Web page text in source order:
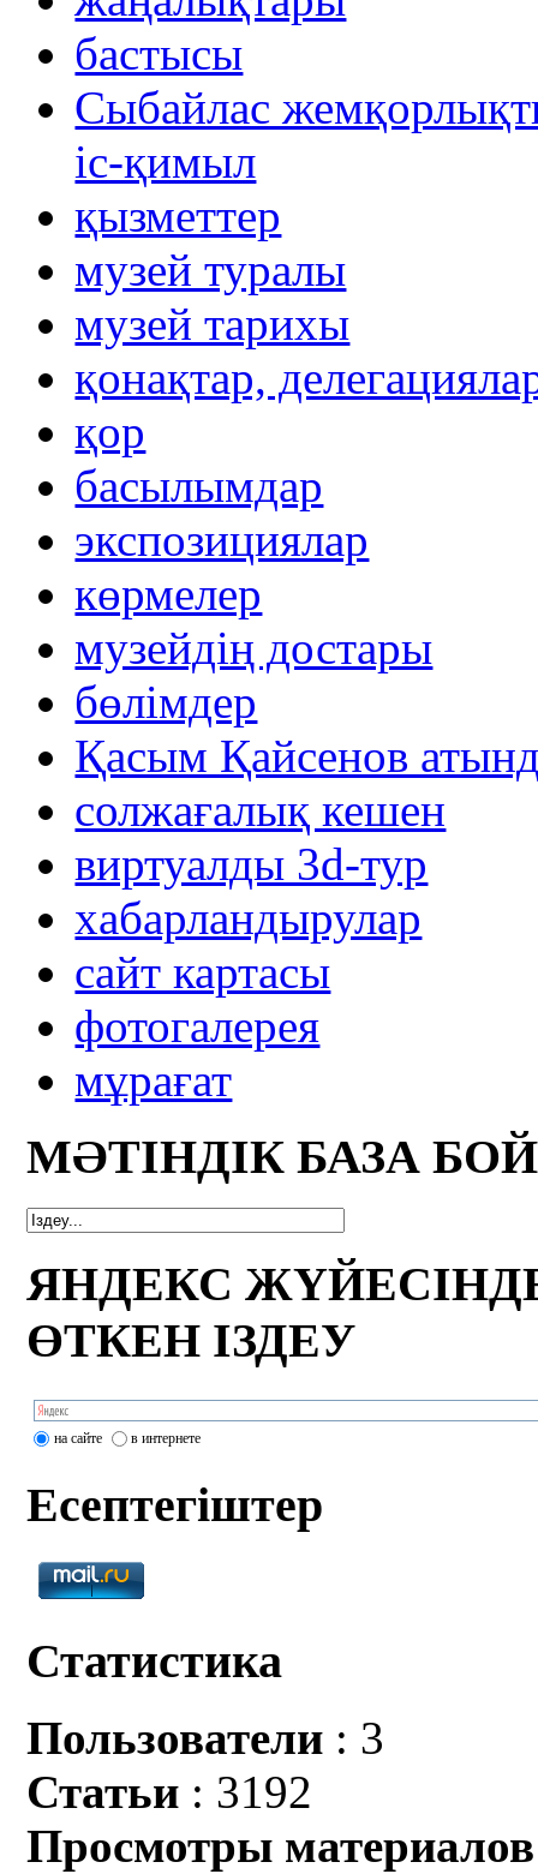
бастысы
Сыбайлас
іс-қимыл
қызметтер
музей туралы
музей тарихы
қонақтар,
қор
басылымдар
экспозициялар
көрмелер
музейдің достары
бөлімдер
Қасым Қайсенов
солжағалық кешен
виртуалды 3d-тур
xабарландырулар
сайт картасы
фотогалерея
мұрағат
МӘТІНДІК БАЗА
ЯНДЕКС
ӨТКЕН ІЗДЕУ
на сайте в интернете
Есептегіштер
Статистика
Пользователи : 3
Статьи : 3192
Просмотры материалов